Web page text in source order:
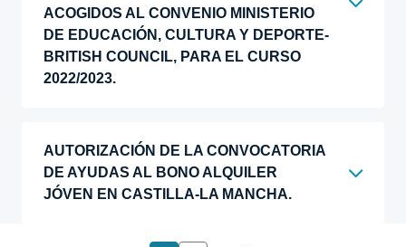
ACOGIDOS AL CONVENIO MINISTERIO
DE EDUCACIÓN, CULTURA Y DEPORTE-
BRITISH COUNCIL, PARA EL CURSO
2022/2023.
AUTORIZACIÓN DE LA CONVOCATORIA
DE AYUDAS AL BONO ALQUILER
JÓVEN EN CASTILLA-LA MANCHA.